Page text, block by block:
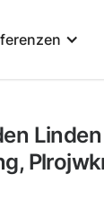
Linden